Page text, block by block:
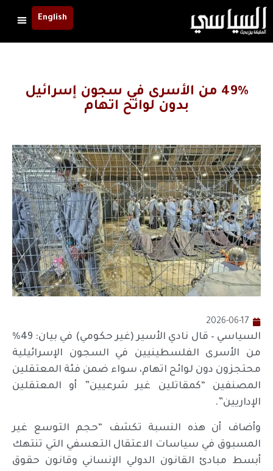
English
49% من الأسرى في سجون إسرائيل
بدون لوائح اتهام
2026-06-17
السياسي – قال نادي الأسير (غير حكومي) في بيان: 49%
من الأسرى الفلسطينيين في السجون الإسرائيلية
محتجزون دون لوائح اتهام، سواء ضمن فئة المعتقلين
المصنفين “كمقاتلين غير شرعيين” أو المعتقلين
الإداريين”.
وأضاف أن هذه النسبة تكشف “حجم التوسع غير
المسبوق في سياسات الاعتقال التعسفي التي تنتهك
أبسط مبادئ القانون الدولي الإنساني وقانون حقوق